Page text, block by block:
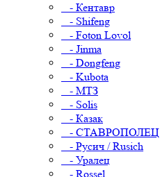
- Кентавр
- Shifeng
- Foton Lovol
- Jinma
- Dongfeng
- Kubota
- МТЗ
- Solis
- Казак
- СТАВРОПОЛЕЦ
- Русич / Rusich
- Уралец
- Rossel